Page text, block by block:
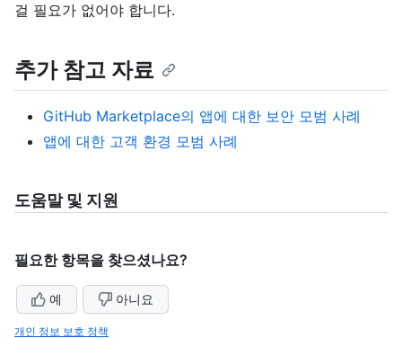
걸 필요가 없어야 합니다.
추가 참고 자료
GitHub Marketplace의 앱에 대한 보안 모범 사례
앱에 대한 고객 환경 모범 사례
도움말 및 지원
필요한 항목을 찾으셨나요?
예 아니요
개인 정보 보호 정책